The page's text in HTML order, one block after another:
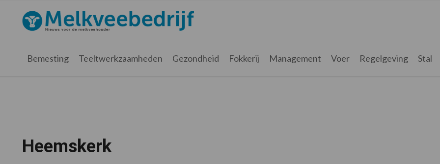
hoofdnavigatie
hoofd
eerste
voettekst
Melkveebedrijf.nl
Bemesting Teeltwerkzaamheden Gezondheid Fokkerij Management Voer Regelgeving Stal
Heemskerk